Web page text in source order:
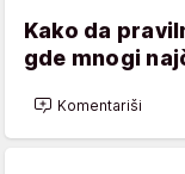
Kako da
gde mnogi
Komentariši